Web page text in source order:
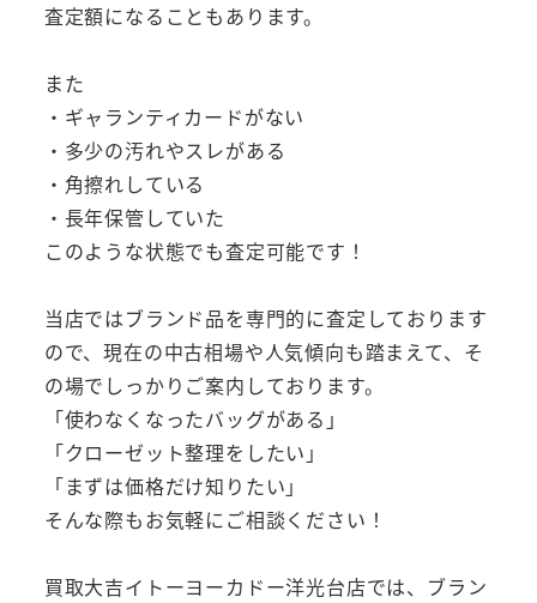
査定額になることもあります。
また
・ギャランティカードがない
・多少の汚れやスレがある
・角擦れしている
・長年保管していた
このような状態でも査定可能です！
当店ではブランド品を専門的に査定しております
ので、現在の中古相場や人気傾向も踏まえて、そ
の場でしっかりご案内しております。
「使わなくなったバッグがある」
「クローゼット整理をしたい」
「まずは価格だけ知りたい」
そんな際もお気軽にご相談ください！
買取大吉イトーヨーカドー洋光台店では、ブラン